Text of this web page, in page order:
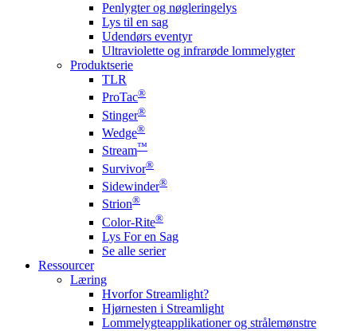
Penlygter og nøgleringelys
Lys til en sag
Udendørs eventyr
Ultraviolette og infrarøde lommelygter
Produktserie
TLR
ProTac®
Stinger®
Wedge®
Stream™
Survivor®
Sidewinder®
Strion®
Color-Rite®
Lys For en Sag
Se alle serier
Ressourcer
Læring
Hvorfor Streamlight?
Hjørnesten i Streamlight
Lommelygteapplikationer og strålemønstre